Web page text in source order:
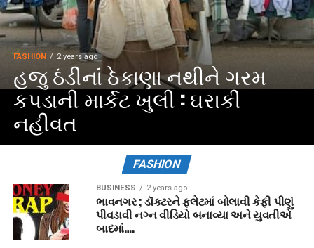
FASHION 2 years ago
હજુ ઠંડીનાં ઠેકાણા નથીને ગરમ
કપડાની માર્કટ ખુલી : ઘરાકી
નહીવત
FASHION
BUSINESS 2 years ago
ભાવનગર ; ડૉક્ટરને ફ્લેટમાં બોલાવી કેફી પીણું
પીવડાવી નગ્ન વીડિયો બનાવ્યા અને યુવતીએ
બાદમાં….